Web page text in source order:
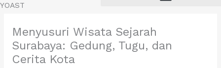
YOAST
Menyusuri Wisata Sejarah
Surabaya: Gedung, Tugu, dan
Cerita Kota